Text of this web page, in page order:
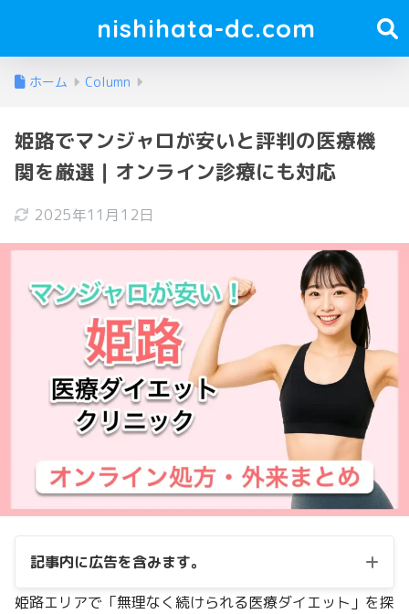
nishihata-dc.com
ホーム Column
姫路でマンジャロが安いと評判の医療機
関を厳選｜オンライン診療にも対応
2025年11月12日
記事内に広告を含みます。
姫路エリアで「無理なく続けられる医療ダイエット」を探